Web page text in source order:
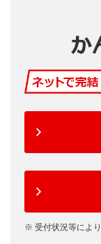
※ 受付状況等によ